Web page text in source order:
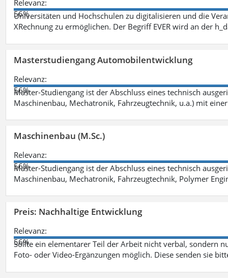
Relevanz:
56%
Universitäten und Hochschulen zu digitalisieren und die
XRechnung zu ermöglichen. Der Begriff EVER wird an der
Masterstudiengang Automobilentwicklung
Relevanz:
56%
Master-Studiengang ist der Abschluss eines technisch
Maschinenbau, Mechatronik, Fahrzeugtechnik, u.a.) mit
Maschinenbau (M.Sc.)
Relevanz:
56%
Master-Studiengang ist der Abschluss eines technisch
Maschinenbau, Mechatronik, Fahrzeugtechnik, Polymer
Preis: Nachhaltige Entwicklung
Relevanz:
56%
Sollte ein elementarer Teil der Arbeit nicht verbal, sondern
Foto- oder Video-Ergänzungen möglich. Diese senden sie